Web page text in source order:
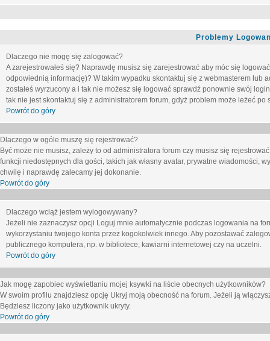
Problemy
Dlaczego nie mogę się zalogować?
A zarejestrowałeś się? Naprawdę musisz się zarejestrować aby móc się
odpowiednią informację)? W takim wypadku skontaktuj się z webmasterem lub
zostałeś wyrzucony a i tak nie możesz się logować sprawdź ponownie swój
tak nie jest skontaktuj się z administratorem forum, gdyż problem może leżeć po
Powrót do góry
Dlaczego w ogóle muszę się rejestrować?
Być może nie musisz, zależy to od administratora forum czy musisz się
funkcji niedostępnych dla gości, takich jak własny avatar, prywatne wiadomości,
chwilę i naprawdę zalecamy jej dokonanie.
Powrót do góry
Dlaczego wciąż jestem wylogowywany?
Jeżeli nie zaznaczysz opcji Loguj mnie automatycznie podczas logowania na
wykorzystaniu twojego konta przez kogokolwiek innego. Aby pozostawać
publicznego komputera, np. w bibliotece, kawiarni internetowej czy na uczelni.
Powrót do góry
Jak mogę zapobiec wyświetlaniu mojej ksywki na liście obecnych użytkowników?
W swoim profilu znajdziesz opcję Ukryj moją obecność na forum. Jeżeli ją
Będziesz liczony jako użytkownik ukryty.
Powrót do góry